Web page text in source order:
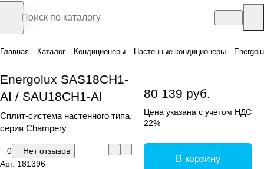
Главная Каталог Кондиционеры Настенные кондиционеры
Energolux SAS18CH1-
AI / SAU18CH1-AI
Сплит-система настенного типа,
серия Champery
0
Нет отзывов
Арт. 181396
80 139 руб.
Цена указана с учётом НДС
22%
В корзину